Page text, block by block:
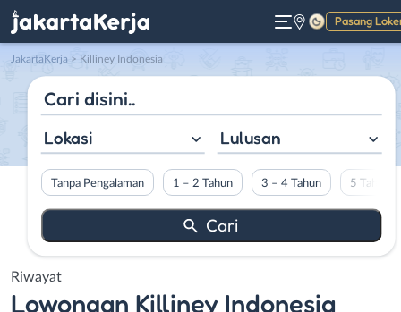
Pasang
Gelap
JakartaKerja > Killiney Indonesia
Lokasi Lulusan
Tanpa Pengalaman 1 – 2 Tahun 3 – 4 Tahun 5 Tahun
Riwayat
Lowongan Killiney Indonesia